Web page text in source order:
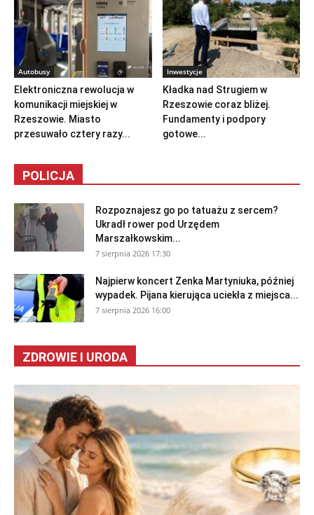
Autobusy
Elektroniczna rewolucja w
komunikacji miejskiej w
Rzeszowie. Miasto
przesuwało cztery razy...
Inwestycje
Kładka nad Strugiem w
Rzeszowie coraz bliżej.
Fundamenty i podpory
gotowe...
POLICJA
Rozpoznajesz go po tatuażu z sercem?
Ukradł rower pod Urzędem
Marszałkowskim...
7 sierpnia 2026 17:30
Najpierw koncert Zenka Martyniuka, później
wypadek. Pijana kierująca uciekła z miejsca...
7 sierpnia 2026 16:00
ZDROWIE I URODA